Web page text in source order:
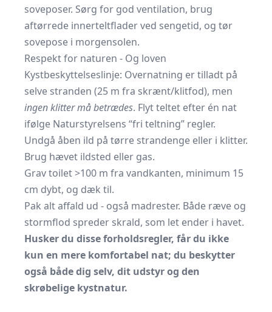
soveposer. Sørg for god ventilation, brug
aftørrede innerteltflader ved sengetid, og tør
sovepose i morgensolen.
Respekt for naturen - Og loven
Kystbeskyttelseslinje: Overnatning er tilladt på
selve stranden (25 m fra skrænt/klitfod), men
ingen klitter må betrædes. Flyt teltet efter én nat
ifølge Naturstyrelsens “fri teltning” regler.
Undgå åben ild på tørre strandenge eller i klitter.
Brug hævet ildsted eller gas.
Grav toilet >100 m fra vandkanten, minimum 15
cm dybt, og dæk til.
Pak alt affald ud - også madrester. Både ræve og
stormflod spreder skrald, som let ender i havet.
Husker du disse forholdsregler, får du ikke
kun en mere komfortabel nat; du beskytter
også både dig selv, dit udstyr og den
skrøbelige kystnatur.